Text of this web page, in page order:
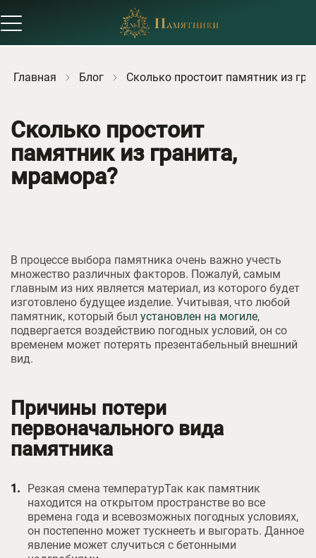
Главная Блог Сколько простоит памятник из
Сколько простоит
памятник из гранита,
мрамора?
В процессе выбора памятника очень важно учесть
множество различных факторов. Пожалуй, самым
главным из них является материал, из которого будет
изготовлено будущее изделие. Учитывая, что любой
памятник, который был установлен на могиле,
подвергается воздействию погодных условий, он со
временем может потерять презентабельный внешний
вид.
Причины потери
первоначального вида
памятника
Резкая смена температурТак как памятник
находится на открытом пространстве во все
времена года и всевозможных погодных условиях,
он постепенно может тускнееть и выгорать. Данное
явление может случиться с бетонными